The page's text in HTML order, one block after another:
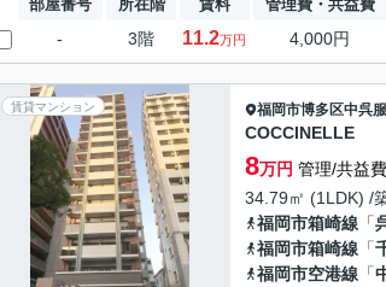
部屋番号 所在階 賃料 管理費・共益費
- 3階 11.2万円 4,000円
賃貸マンション 福岡市博多区中呉
COCCINELLE
8万円 管理/共益
34.79㎡ (1LDK) /
福岡市箱崎線 「
福岡市箱崎線 「
福岡市空港線 「